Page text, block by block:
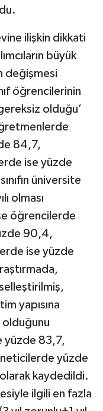
ilişkin dikkati
büyük
değişmesi
öğrencilerinin
olduğu’
84,7,
ise yüzde
üniversite
olması
öğrencilerde
90,4,
ise yüzde
yapısına
olduğunu
yüzde 83,7,
yüzde
kaydedildi.
ilgili en fazla